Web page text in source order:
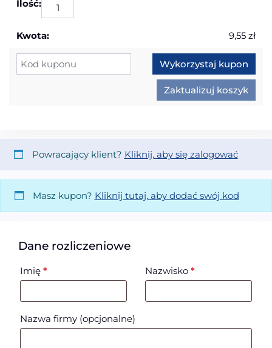
9,55 zł
Kupon:
Wykorzystaj kupon
Zaktualizuj koszyk
Powracający klient? Kliknij, aby się zalogować
Masz kupon? Kliknij tutaj, aby dodać swój kod
Dane rozliczeniowe
Imię * Nazwisko *
Nazwa firmy (opcjonalne)